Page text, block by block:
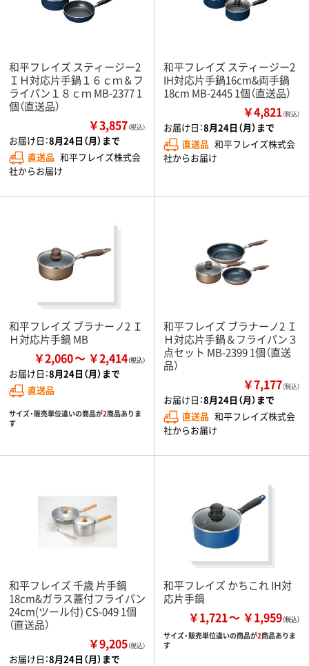
和平フレイズ スティージー2
ＩＨ対応片手鍋１６ｃｍ＆フ
ライパン１８ｃｍ MB-2377 1
個（直送品）
￥3,857（税込）
お届け日：8月24日（月）まで
直送品 和平フレイズ株式会
社からお届け
和平フレイズ スティージー2
IH対応片手鍋16cm&両手鍋
18cm MB-2445 1個（直送品）
￥4,821（税込）
お届け日：8月24日（月）まで
直送品 和平フレイズ株式会
社からお届け
和平フレイズ ブラナーノ2 Ｉ
Ｈ対応片手鍋 MB
￥2,060 ￥2,414
お届け日：8月24日（月）まで
直送品
サイズ・販売単位違いの商品が2商品ありま
す
和平フレイズ ブラナーノ2 Ｉ
Ｈ対応片手鍋＆フライパン３
点セット MB-2399 1個（直送
品）
￥7,177（税込）
お届け日：8月24日（月）まで
直送品 和平フレイズ株式会
社からお届け
和平フレイズ 千歳 片手鍋
18cm&ガラス蓋付フライパン
24cm(ツール付) CS-049 1個
（直送品）
￥9,205（税込）
お届け日：8月24日（月）まで
和平フレイズ かちこれ IH対
応片手鍋
￥1,721 ￥1,959
サイズ・販売単位違いの商品が2商品ありま
す